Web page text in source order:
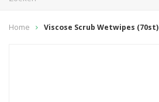
Home Viscose Scrub Wetwipes (70st)